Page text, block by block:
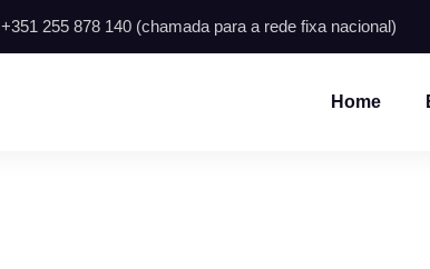
+351 255 878 140 (chamada para a rede fixa nacional)
Home